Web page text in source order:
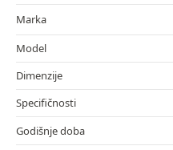
Marka
Model
Dimenzije
Specifičnosti
Godišnje doba